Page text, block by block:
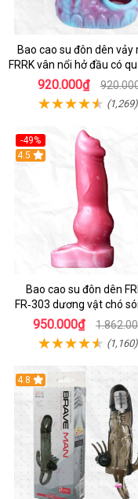
Bao cao su đôn dên vảy
FRRK vân nổi hở đầu có
bìu cao cấp
920.000₫
(1,269)
-49%
4.5
Bao cao su đôn dên
FR‑303 dương vật chó
tiện lợi cực đã
950.000₫
(1,160)
4.8